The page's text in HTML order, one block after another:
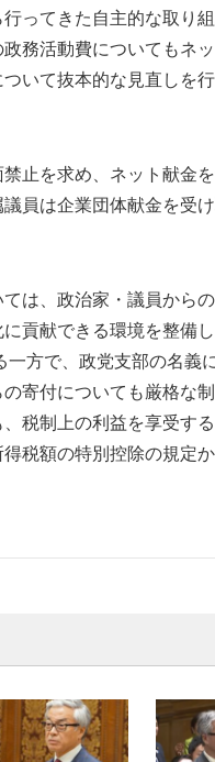
ってきた自主的な取り
務活動費についてもネ
いて抜本的な見直しを
止を求め、ネット献金
員は企業団体献金を受
は、政治家・議員から
貢献できる環境を整備
一方で、政党支部の名義
寄付についても厳格な制
税制上の利益を享受す
税額の特別控除の規定か